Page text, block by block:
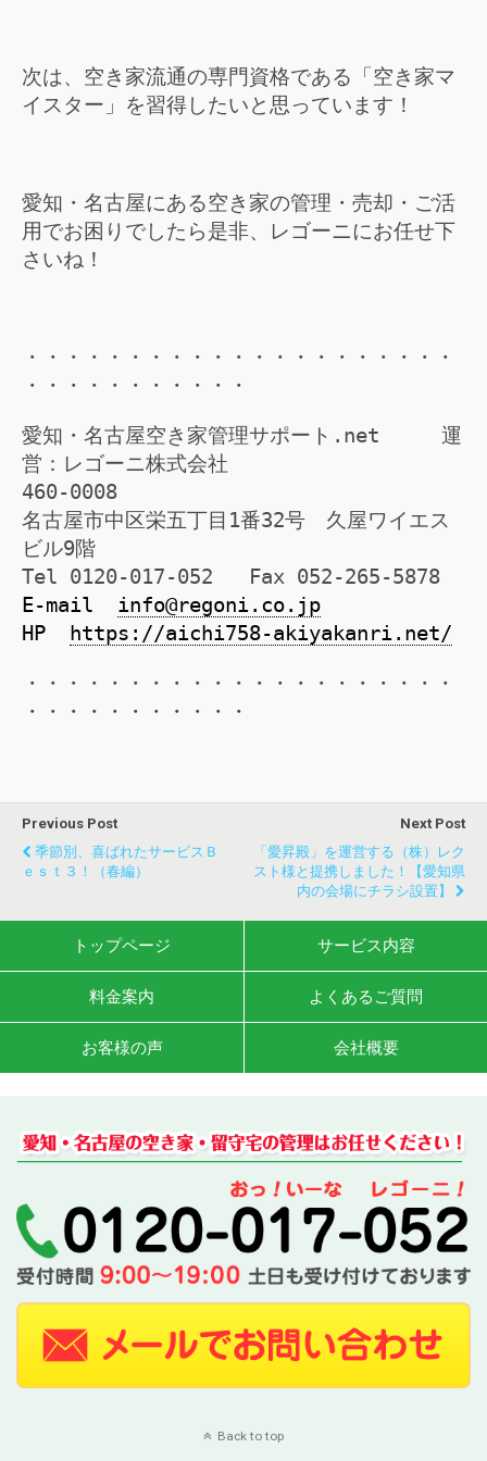
次は、空き家流通の専門資格である「空き家マ
イスター」を習得したいと思っています！
愛知・名古屋にある空き家の管理・売却・ご活
用でお困りでしたら是非、レゴーニにお任せ下
さいね！
・・・・・・・・・・・・・・・・・・・・・
・・・・・・・・・・・
愛知・名古屋空き家管理サポート.net 運
営：レゴーニ株式会社
460-0008
名古屋市中区栄五丁目1番32号 久屋ワイエス
ビル9階
Tel 0120-017-052 Fax 052-265-5878
E-mail info@regoni.co.jp
HP
https://aichi758-akiyakanri.net/
・・・・・・・・・・・・・・・・・・・・・
・・・・・・・・・・・
Previous Post
季節別、喜ばれたサービスＢ
Ｅｓｔ３！（春編）
Next Post
「愛昇殿」を運営する（株）レク
スト様と提携しました！【愛知県
内の会場にチラシ設置】
トップページ サービス内容
料金案内 よくあるご質問
お客様の声 会社概要
Back to top